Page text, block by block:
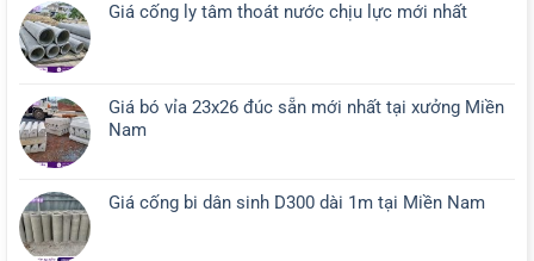
Giá cống ly tâm thoát nước chịu lực mới nhất
Giá bó vỉa 23x26 đúc sẵn mới nhất tại xưởng Miền
Nam
Giá cống bi dân sinh D300 dài 1m tại Miền Nam